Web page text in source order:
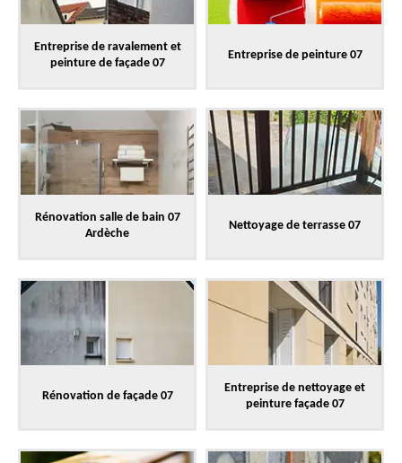
Entreprise de ravalement et
peinture de façade 07
Entreprise de peinture 07
Rénovation salle de bain 07
Ardèche
Nettoyage de terrasse 07
Rénovation de façade 07
Entreprise de nettoyage et
peinture façade 07